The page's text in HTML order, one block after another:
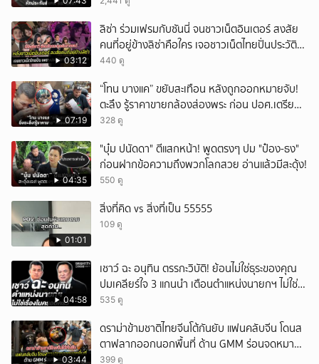
03:12
ลิซ่า ร่วมเฟรมกับซันนี่ จนชาวเน็ตอินเตอร์ สงสัย
คนที่อยู่ข้างลิซ่าคือใคร เจอชาวเน็ตไทยปั่นประวัติ
ชายคนนี้ไม่ธรรมดา
440 ดู
07:19
“โทน บางแค” ขยับสะเทือน หลังถูกออกหมายจับ!
ตะลึง รู้ราคาขายกล้องส่องพระ ก่อน ปอศ.เตรียม
บุกรวบ?
328 ดู
04:35
"บุ๋ม ปนัดดา" ตีแสกหน้า! พูดตรงๆ ปม "ป๋อง-ธง"
ก่อนฝากข้อความถึงพวกโลกสวย อ่านแล้วมีสะดุ้ง!
550 ดู
01:01
สิ่งที่คิด vs สิ่งที่เป็น 55555
109 ดู
04:58
เชาว์ ฉะ อนุทิน ตรรกะวิบัติ! ย้อนไม่ใช่ธุระของคุณ
ปมเคลียร์ใจ 3 แกนนำ เตือนตำแหน่งนายกฯ ไม่ใช่
เรื่องในครอบครัว
535 ดู
03:44
ดราม่าข้ามชาติไทยจีนโต้กันยับ แฟนคลับจีน โดนส
ตาฟลากออกนอกพื้นที่ ด้าน GMM ร่อนจดหมาย
แถลง
399 ดู